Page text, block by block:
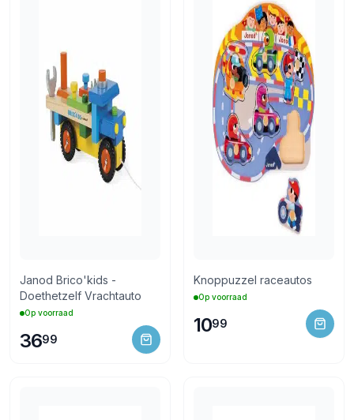
Janod Brico'kids -
Doethetzelf Vrachtauto
Op voorraad
3699
Knoppuzzel raceautos
Op voorraad
1099